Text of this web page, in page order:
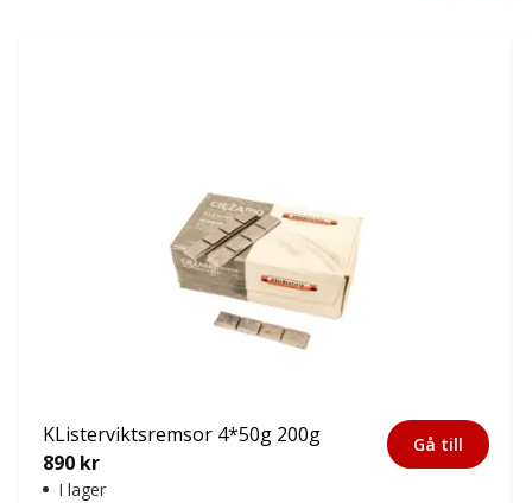
KListerviktsremsor 4*50g 200g
890 kr
I lager
Gå till